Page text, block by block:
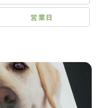
営業日